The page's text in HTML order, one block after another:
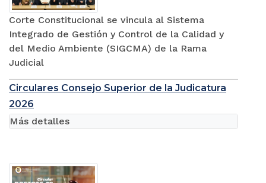
Corte Constitucional se vincula al Sistema
Integrado de Gestión y Control de la Calidad y
del Medio Ambiente (SIGCMA) de la Rama
Judicial
Circulares Consejo Superior de la Judicatura
2026
Más detalles